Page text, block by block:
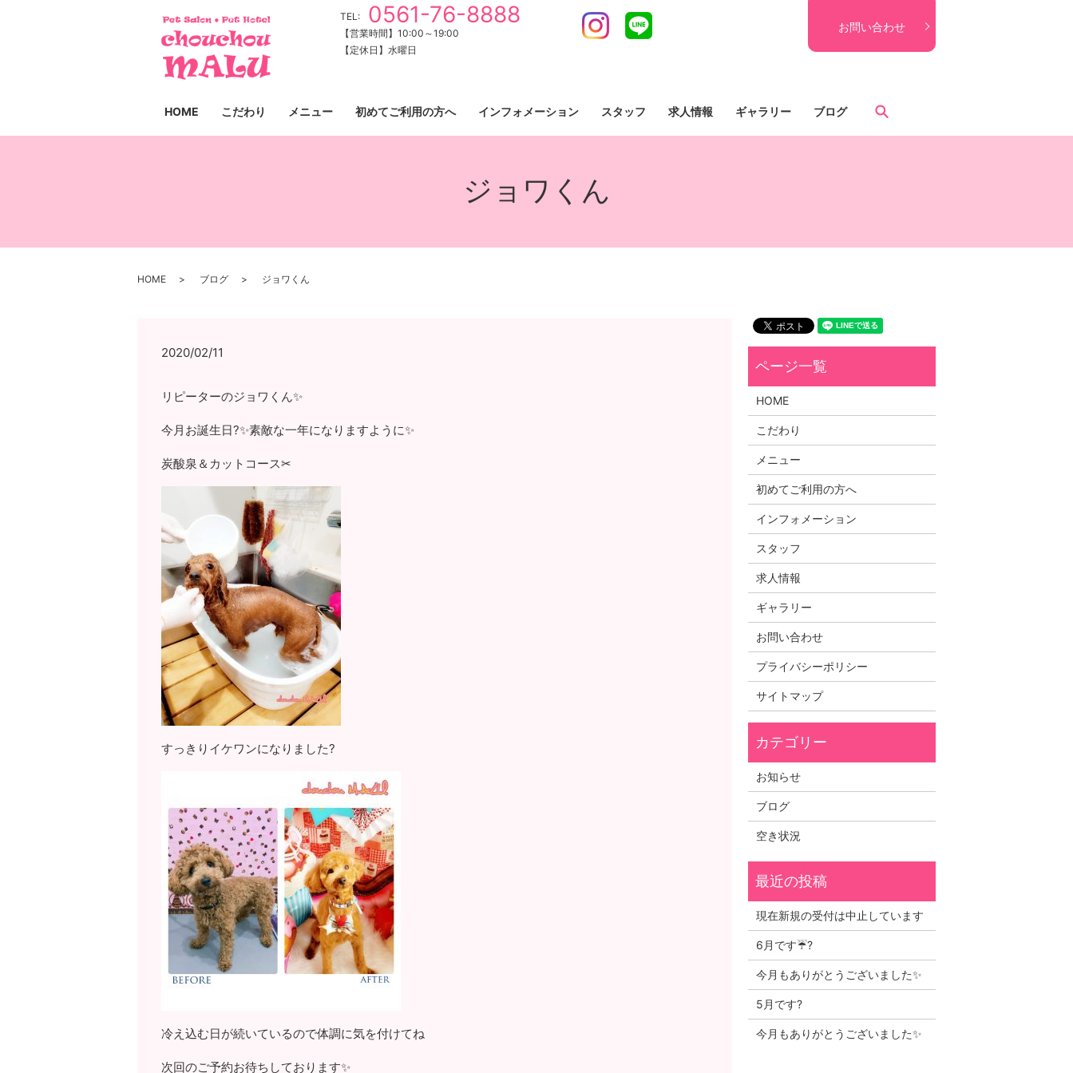
TEL: 0561-76-8888
【営業時間】10:00～19:00
【定休日】水曜日
Instagram お問い合わせ
HOME こだわり メニュー 初めてご利用の方へ インフォメーション スタッフ 求人情報 ギャラリー ブログ
ジョワくん
HOME ブログ ジョワくん
2020/02/11
リピーターのジョワくん✨
今月お誕生日?✨素敵な一年になりますように✨
炭酸泉＆カットコース✂
すっきりイケワンになりました?
冷え込む日が続いているので体調に気を付けてね
次回のご予約お待ちしております✨
HOME
こだわり
メニュー
初めてご利用の方へ
インフォメーション
スタッフ
求人情報
ギャラリー
お問い合わせ
プライバシーポリシー
サイトマップ
お知らせ
ブログ
空き状況
現在新規の受付は中止しています
6月です☔?
今月もありがとうございました✨
5月です?
今月もありがとうございました✨